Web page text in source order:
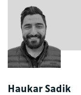
Haukar Sadik